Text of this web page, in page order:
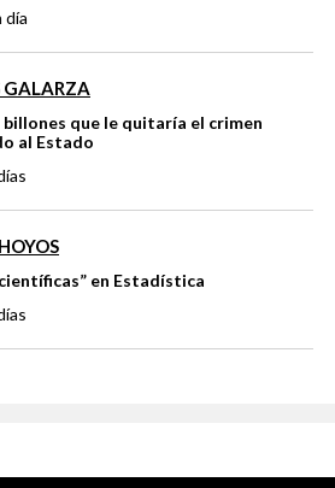
día
GALARZA
que le quitaría el crimen
al Estado
en Estadística